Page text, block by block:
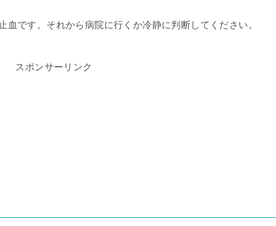
血です。それから病院に行くか冷静に判断してください。
スポンサーリンク